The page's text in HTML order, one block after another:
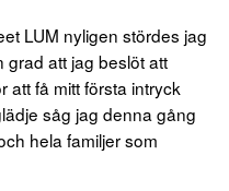
LUM nyligen stördes jag
grad att jag beslöt att
att få mitt första intryck
såg jag denna gång
hela familjer som